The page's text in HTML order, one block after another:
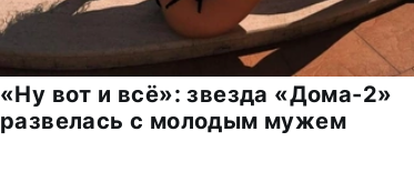
«Ну вот и всё»: звезда «Дома-2»
развелась с молодым мужем